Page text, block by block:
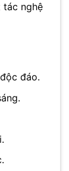
tác nghệ
đáo.